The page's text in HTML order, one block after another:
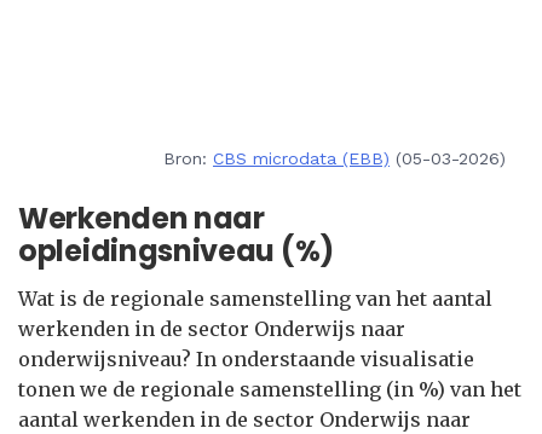
Bron: CBS microdata (EBB) (05-03-2026)
Werkenden naar
opleidingsniveau (%)
Wat is de regionale samenstelling van het aantal
werkenden in de sector Onderwijs naar
onderwijsniveau? In onderstaande visualisatie
tonen we de regionale samenstelling (in %) van het
aantal werkenden in de sector Onderwijs naar